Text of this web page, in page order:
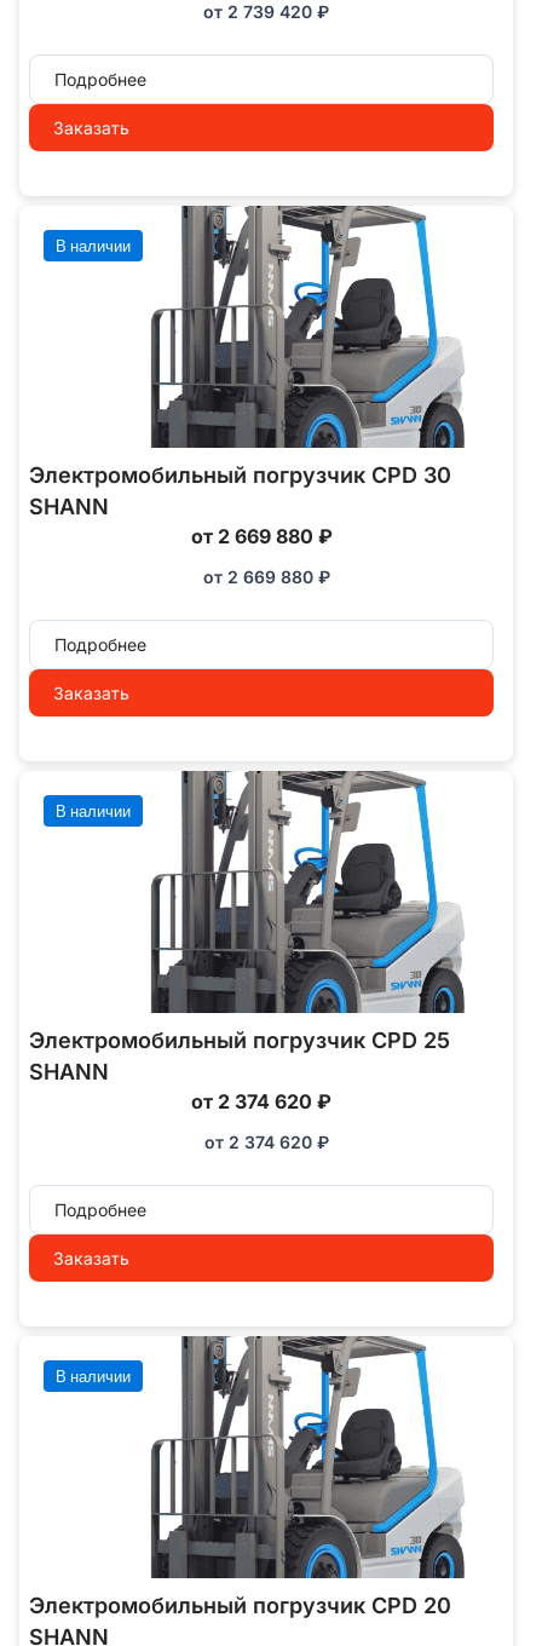
от 2 739 420 ₽
Подробнее
Заказать
В наличии
Электромобильный погрузчик CPD 30
SHANN
от 2 669 880 ₽
от 2 669 880 ₽
Подробнее
Заказать
В наличии
Электромобильный погрузчик CPD 25
SHANN
от 2 374 620 ₽
от 2 374 620 ₽
Подробнее
Заказать
В наличии
Электромобильный погрузчик CPD 20
SHANN